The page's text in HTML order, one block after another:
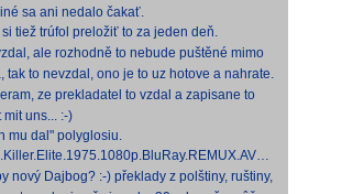
sa ani nedalo čakať.
si tiež trúfol preložiť to za jeden deň.
ale rozhodně to nebude puštěné mimo
Samozřejmě překladač.
tak to nevzdal, ono je to uz hotove a nahrate.
ze prekladatel to vzdal a zapisane to
mit uns... :-)
mu dal" polyglosiu.
[21,73 GB] Dnes na WS.
nový Dajbog? :-) překlady z polštiny, ruštiny,